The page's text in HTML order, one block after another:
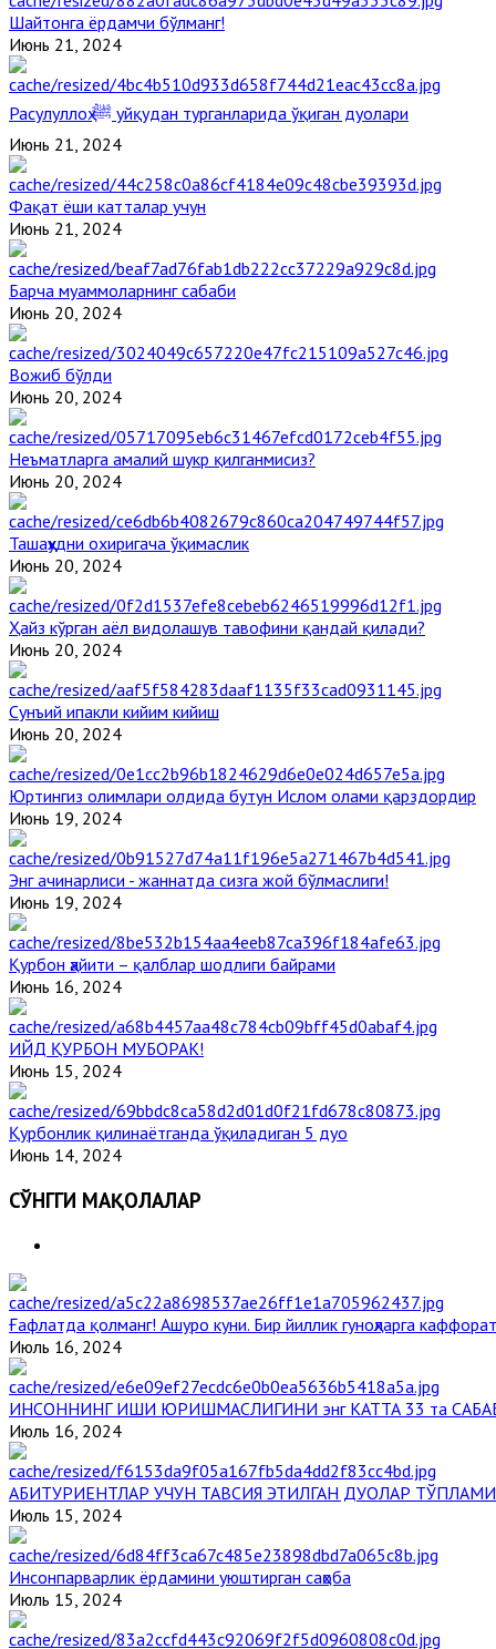
Шайтонга ёрдамчи бўлманг!
Июнь 21, 2024
Расулуллоҳ ﷺ уйқудан турганларида ўқиган дуолари
Июнь 21, 2024
Фақат ёши катталар учун
Июнь 21, 2024
Барча муаммоларнинг сабаби
Июнь 20, 2024
Вожиб бўлди
Июнь 20, 2024
Неъматларга амалий шукр қилганмисиз?
Июнь 20, 2024
Ташаҳҳудни охиригача ўқимаслик
Июнь 20, 2024
Ҳайз кўрган аёл видолашув тавофини қандай қилади?
Июнь 20, 2024
Сунъий ипакли кийим кийиш
Июнь 20, 2024
Юртингиз олимлари олдида бутун Ислом олами қарздордир
Июнь 19, 2024
Энг ачинарлиси - жаннатда сизга жой бўлмаслиги!
Июнь 19, 2024
Қурбон ҳайити – қалблар шодлиги байрами
Июнь 16, 2024
ИЙД ҚУРБОН МУБОРАК!
Июнь 15, 2024
Қурбонлик қилинаётганда ўқиладиган 5 дуо
Июнь 14, 2024
СЎНГГИ МАҚОЛАЛАР
Ғафлатда қолманг! Ашуро куни. Бир йиллик гуноҳларга
Июль 16, 2024
ИНСОННИНГ ИШИ ЮРИШМАСЛИГИНИ энг КАТТА 33 та
Июль 16, 2024
АБИТУРИЕНТЛАР УЧУН ТАВСИЯ ЭТИЛГАН ДУОЛАР ТЎПЛАМИ
Июль 15, 2024
Инсонпарварлик ёрдамини уюштирган саҳоба
Июль 15, 2024